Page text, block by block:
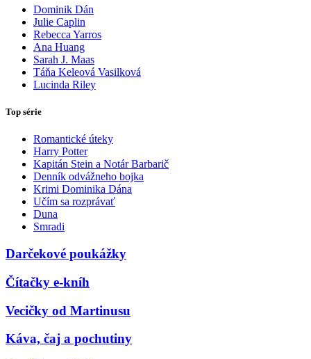
Dominik Dán
Julie Caplin
Rebecca Yarros
Ana Huang
Sarah J. Maas
Táňa Keleová Vasilková
Lucinda Riley
Top série
Romantické úteky
Harry Potter
Kapitán Stein a Notár Barbarič
Denník odvážneho bojka
Krimi Dominika Dána
Učím sa rozprávať
Duna
Smradi
Darčekové poukážky
Čítačky e-kníh
Vecičky od Martinusu
Káva, čaj a pochutiny